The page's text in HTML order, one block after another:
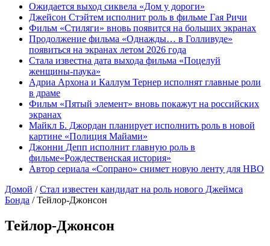
Ожидается выход сиквела «Дом у дороги»
Джейсон Стэйтем исполнит роль в фильме Гая Ричи
Фильм «Стиляги» вновь появится на больших экранах
Продолжение фильма «Однажды… в Голливуде»
появиться на экранах летом 2026 года
Стала известна дата выхода фильма «Поцелуй
женщины-паука»
Адриа Архона и Каллум Тернер исполнят главные роли
в драме
Фильм «Пятый элемент» вновь покажут на российских
экранах
Майкл Б. Джордан планирует исполнить роль в новой
картине «Полиция Майами»
Джонни Депп исполнит главную роль в
фильме«Рождественская история»
Автор сериала «Сопрано» снимет новую ленту для HBO
Домой / Стал известен кандидат на роль нового Джеймса
Бонда / Тейлор-Джонсон
Тейлор-Джонсон